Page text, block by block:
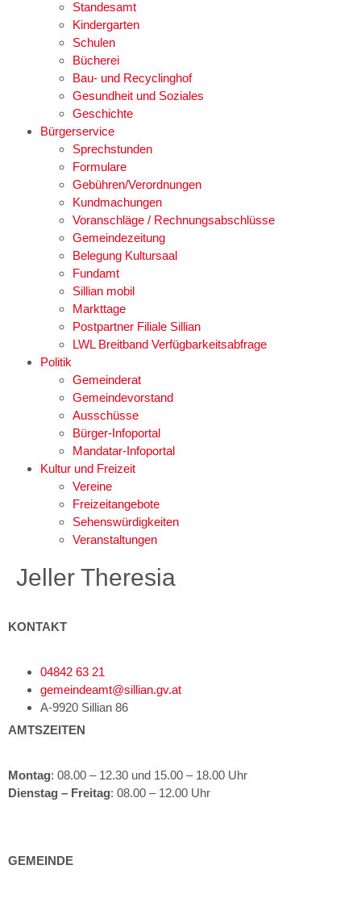
Standesamt
Kindergarten
Schulen
Bücherei
Bau- und Recyclinghof
Gesundheit und Soziales
Geschichte
Bürgerservice
Sprechstunden
Formulare
Gebühren/Verordnungen
Kundmachungen
Voranschläge / Rechnungsabschlüsse
Gemeindezeitung
Belegung Kultursaal
Fundamt
Sillian mobil
Markttage
Postpartner Filiale Sillian
LWL Breitband Verfügbarkeitsabfrage
Politik
Gemeinderat
Gemeindevorstand
Ausschüsse
Bürger-Infoportal
Mandatar-Infoportal
Kultur und Freizeit
Vereine
Freizeitangebote
Sehenswürdigkeiten
Veranstaltungen
Jeller Theresia
KONTAKT
04842 63 21
gemeindeamt@sillian.gv.at
A-9920 Sillian 86
AMTSZEITEN
Montag: 08.00 – 12.30 und 15.00 – 18.00 Uhr
Dienstag – Freitag: 08.00 – 12.00 Uhr
GEMEINDE